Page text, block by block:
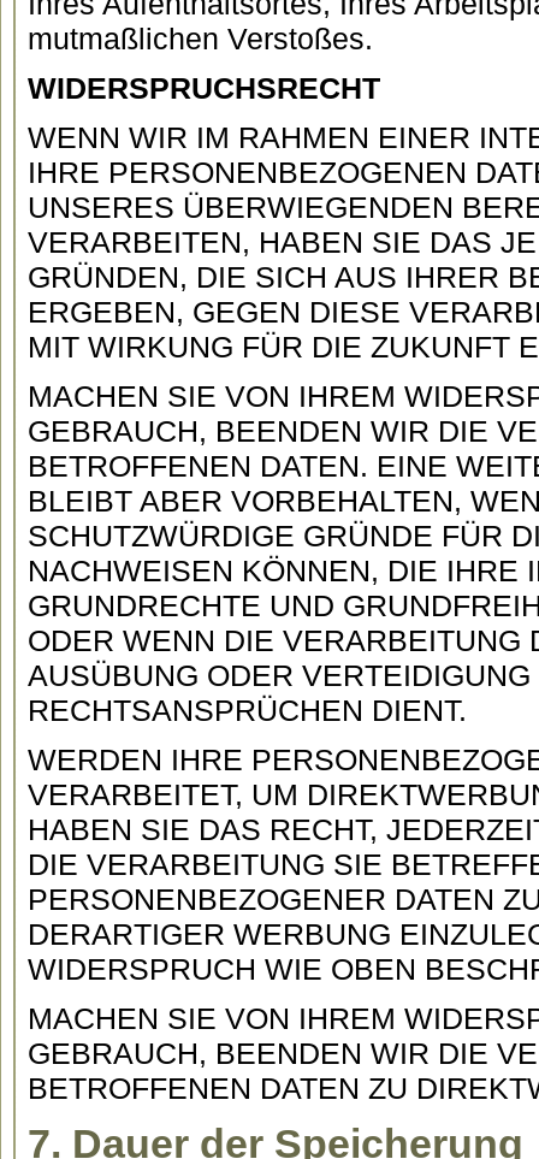
mutmaßlichen Verstoßes.
WIDERSPRUCHSRECHT
WENN WIR IM RAHMEN EINER
IHRE PERSONENBEZOGENEN
UNSERES ÜBERWIEGENDEN
VERARBEITEN, HABEN SIE DAS
GRÜNDEN, DIE SICH AUS IHRER
ERGEBEN, GEGEN DIESE
MIT WIRKUNG FÜR DIE ZUKUNFT
MACHEN SIE VON IHREM
GEBRAUCH, BEENDEN WIR DIE
BETROFFENEN DATEN. EINE
BLEIBT ABER VORBEHALTEN,
SCHUTZWÜRDIGE GRÜNDE FÜR
NACHWEISEN KÖNNEN, DIE IHRE
GRUNDRECHTE UND
ODER WENN DIE VERARBEITUNG
AUSÜBUNG ODER VERTEIDIGUNG
RECHTSANSPRÜCHEN DIENT.
WERDEN IHRE
VERARBEITET, UM
HABEN SIE DAS RECHT,
DIE VERARBEITUNG SIE
PERSONENBEZOGENER DATEN
DERARTIGER WERBUNG
WIDERSPRUCH WIE OBEN
MACHEN SIE VON IHREM
GEBRAUCH, BEENDEN WIR DIE
BETROFFENEN DATEN ZU
7. Dauer der Speicherung